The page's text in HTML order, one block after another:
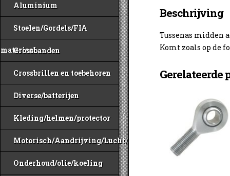
Aluminium
Stoelen/Gordels/FIA
materiaal
Crossbanden
Crossbrillen en toebehoren
Diverse/batterijen
Kleding/helmen/protector
Motorisch/Aandrijving/Lucht/Benzine
Onderhoud/olie/koeling
Beschrijving
Tussenas midden
Komt zoals op de
Gerelateerde